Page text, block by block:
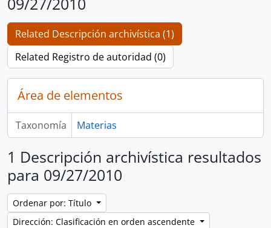
Related Descripción archivística (1)
Related Registro de autoridad (0)
Área de elementos
Taxonomía Materias
1 Descripción archivística resultados
para 09/27/2010
Ordenar por: Título
Dirección: Clasificación en orden ascendente